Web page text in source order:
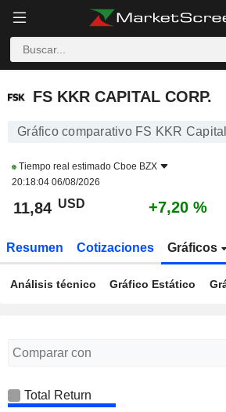
FS KKR CAPITAL CORP.
FS KKR CAPITAL CORP.
Gráfico comparativo FS KKR
Tiempo real estimado Cboe BZX
20:18:04 06/08/2026
11,84 USD +7,20 %
Resumen Cotizaciones Gráficos
Análisis técnico Gráfico Estático
Total Return